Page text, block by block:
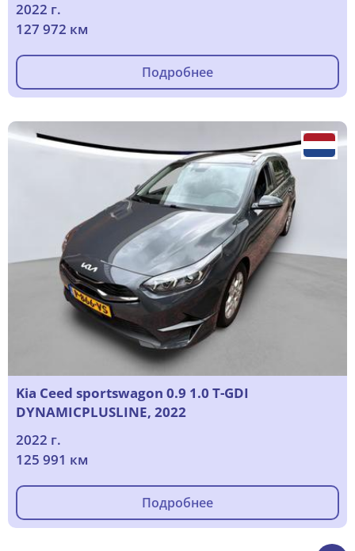
2022 г.
127 972 км
Подробнее
Kia Ceed sportswagon 0.9 1.0 T-GDI
DYNAMICPLUSLINE, 2022
2022 г.
125 991 км
Подробнее